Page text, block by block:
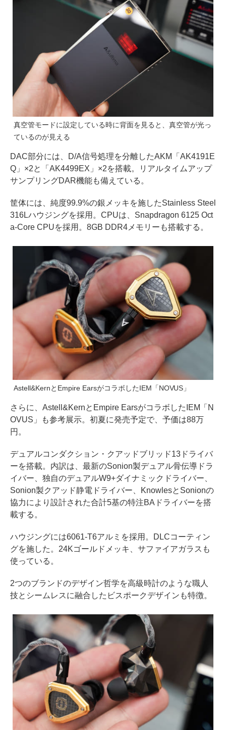
真空管モードに設定している時に背面を見ると、真空管が光っ
ているのが見える
DAC部分には、D/A信号処理を分離したAKM「AK4191E
Q」×2と「AK4499EX」×2を搭載。リアルタイムアップ
サンプリングDAR機能も備えている。
筐体には、純度99.9%の銀メッキを施したStainless Steel
316Lハウジングを採用。CPUは、Snapdragon 6125 Oct
a-Core CPUを採用。8GB DDR4メモリーも搭載する。
Astell&KernとEmpire EarsがコラボしたIEM「NOVUS」
さらに、Astell&KernとEmpire EarsがコラボしたIEM「N
OVUS」も参考展示。初夏に発売予定で、予価は88万
円。
デュアルコンダクション・クアッドブリッド13ドライバ
ーを搭載。内訳は、最新のSonion製デュアル骨伝導ドラ
イバー、独自のデュアルW9+ダイナミックドライバー、
Sonion製クアッド静電ドライバー、KnowlesとSonionの
協力により設計された合計5基の特注BAドライバーを搭
載する。
ハウジングには6061-T6アルミを採用。DLCコーティン
グを施した。24Kゴールドメッキ、サファイアガラスも
使っている。
2つのブランドのデザイン哲学を高級時計のような職人
技とシームレスに融合したビスポークデザインも特徴。